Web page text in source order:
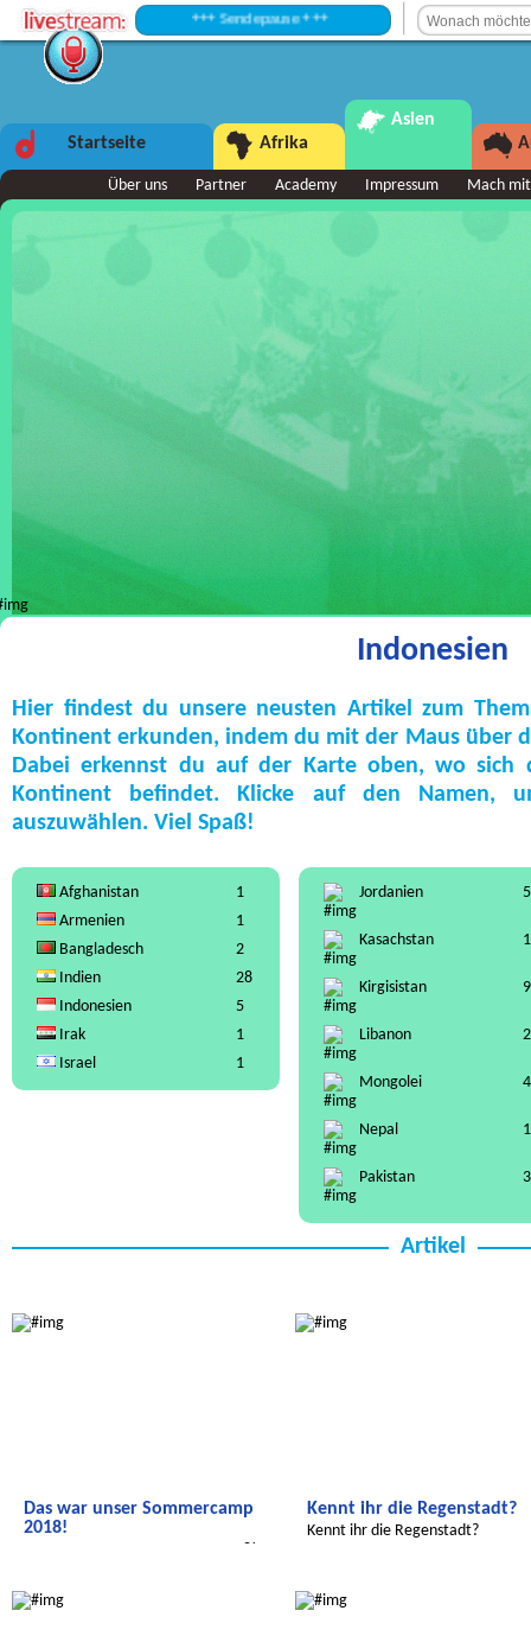
+++ Sendepause +++
Startseite Afrika
Asien
Über uns Partner Academy Impressum Mach mit
Indonesien
Hier findest du unsere neusten Artikel zum
Kontinent erkunden, indem du mit der Maus über
Dabei erkennst du auf der Karte oben, wo sich
Kontinent befindet. Klicke auf den Namen,
auszuwählen. Viel Spaß!
Afghanistan
1
Armenien
1
Bangladesch
2
Indien
28
Indonesien
5
Irak
1
Israel
1
Jordanien 5
Kasachstan 1
Kirgisistan 9
Libanon 2
Mongolei 4
Nepal 1
Pakistan 3
Artikel
Das war unser Sommercamp
2018!
Kennt ihr die Regenstadt?
Kennt ihr die Regenstadt?